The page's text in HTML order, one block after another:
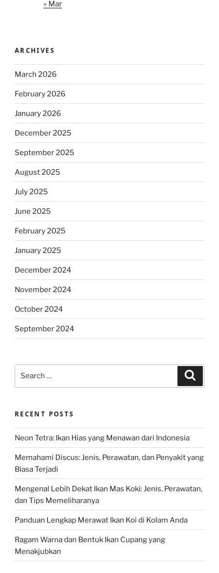
« Mar
ARCHIVES
March 2026
February 2026
January 2026
December 2025
September 2025
August 2025
July 2025
June 2025
February 2025
January 2025
December 2024
November 2024
October 2024
September 2024
RECENT POSTS
Neon Tetra: Ikan Hias yang Menawan dari Indonesia
Memahami Discus: Jenis, Perawatan, dan Penyakit yang
Biasa Terjadi
Mengenal Lebih Dekat Ikan Mas Koki: Jenis, Perawatan,
dan Tips Memeliharanya
Panduan Lengkap Merawat Ikan Koi di Kolam Anda
Ragam Warna dan Bentuk Ikan Cupang yang
Menakjubkan